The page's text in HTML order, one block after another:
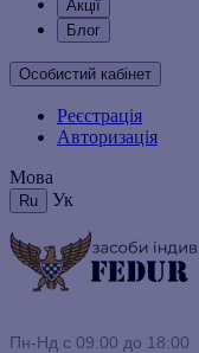
Акції
Блог
Особистий кабінет
Реєстрація
Авторизація
Мова
Ru Ук
Пн-Нд с 09:00 до 18:00